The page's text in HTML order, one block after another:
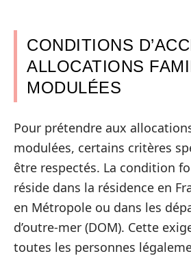
CONDITIONS
ALLOCATIONS
MODULÉES
Pour prétendre aux
modulées, certains critères
être respectés. La condition
réside dans la résidence en
en Métropole ou dans les
d’outre-mer (DOM). Cette
toutes les personnes